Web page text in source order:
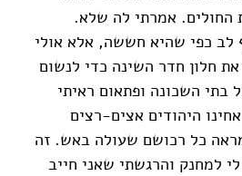
החולים. אמרתי לה שלא.
לב כפי שהיא חששה, אלא אולי
חלון חדר השינה כדי לנשום
בתי השכונה ופתאום ראיתי
היהודים אצים-רצים
כל רכושם שעולה באש. זה
לי למחנק והרגשתי שאני חייב